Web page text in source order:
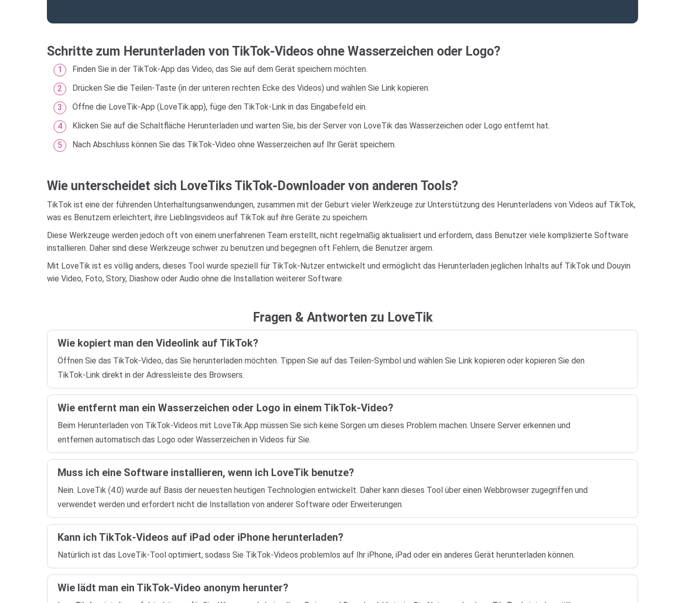
Schritte zum Herunterladen von TikTok-Videos ohne Wasserzeichen oder Logo?
Finden Sie in der TikTok-App das Video, das Sie auf dem Gerät speichern möchten.
Drücken Sie die Teilen-Taste (in der unteren rechten Ecke des Videos) und wählen Sie Link kopieren.
Öffne die LoveTik-App (LoveTik.app), füge den TikTok-Link in das Eingabefeld ein.
Klicken Sie auf die Schaltfläche Herunterladen und warten Sie, bis der Server von LoveTik das Wasserzeichen oder Logo entfernt hat.
Nach Abschluss können Sie das TikTok-Video ohne Wasserzeichen auf Ihr Gerät speichern.
Wie unterscheidet sich LoveTiks TikTok-Downloader von anderen Tools?
TikTok ist eine der führenden Unterhaltungsanwendungen, zusammen mit der Geburt vieler Werkzeuge zur Unterstützung des Herunterladens von Videos auf TikTok,
was es Benutzern erleichtert, ihre Lieblingsvideos auf TikTok auf ihre Geräte zu speichern.
Diese Werkzeuge werden jedoch oft von einem unerfahrenen Team erstellt, nicht regelmäßig aktualisiert und erfordern, dass Benutzer viele komplizierte Software
installieren. Daher sind diese Werkzeuge schwer zu benutzen und begegnen oft Fehlern, die Benutzer ärgern.
Mit LoveTik ist es völlig anders, dieses Tool wurde speziell für TikTok-Nutzer entwickelt und ermöglicht das Herunterladen jeglichen Inhalts auf TikTok und Douyin
wie Video, Foto, Story, Diashow oder Audio ohne die Installation weiterer Software.
Fragen & Antworten zu LoveTik
Wie kopiert man den Videolink auf TikTok?
Öffnen Sie das TikTok-Video, das Sie herunterladen möchten. Tippen Sie auf das Teilen-Symbol und wählen Sie Link kopieren oder kopieren Sie den
TikTok-Link direkt in der Adressleiste des Browsers.
Wie entfernt man ein Wasserzeichen oder Logo in einem TikTok-Video?
Beim Herunterladen von TikTok-Videos mit LoveTik.App müssen Sie sich keine Sorgen um dieses Problem machen. Unsere Server erkennen und
entfernen automatisch das Logo oder Wasserzeichen in Videos für Sie.
Muss ich eine Software installieren, wenn ich LoveTik benutze?
Nein. LoveTik (4.0) wurde auf Basis der neuesten heutigen Technologien entwickelt. Daher kann dieses Tool über einen Webbrowser zugegriffen und
verwendet werden und erfordert nicht die Installation von anderer Software oder Erweiterungen.
Kann ich TikTok-Videos auf iPad oder iPhone herunterladen?
Natürlich ist das LoveTik-Tool optimiert, sodass Sie TikTok-Videos problemlos auf Ihr iPhone, iPad oder ein anderes Gerät herunterladen können.
Wie lädt man ein TikTok-Video anonym herunter?